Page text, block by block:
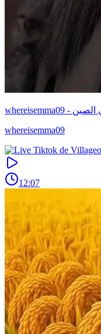
whereisemma09
12:07